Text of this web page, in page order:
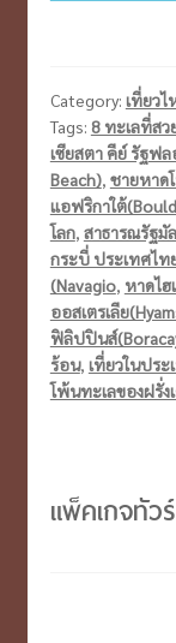
Category: เที่ยวไ
Tags: 8 ทะเลที่สว
เซียสตา คีย์ รัฐฟล
Beach), ชายหาด
แอฟริกาใต้
โลก, สาธารณรัฐมั
กระบี่ ประเทศไท
(Navagio, หาดไฮ
ออสเตรเลีย
ฟิลิปปินส์
ร้อน, เที่ยวในประ
โพ้นทะเลของฝรั่ง
แพ็คเกจทัว